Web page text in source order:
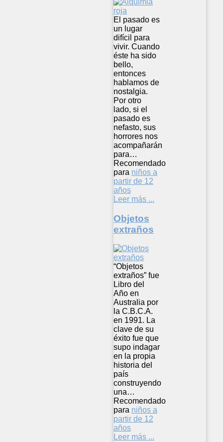
El pasado es
un lugar
difícil para
vivir. Cuando
éste ha sido
bello,
entonces
hablamos de
nostalgia.
Por otro
lado, si el
pasado es
nefasto, sus
horrores nos
acompañarán
para…
Recomendado
para niños a
partir de 12
años
Leer más ...
Objetos
extraños
“Objetos
extraños” fue
Libro del
Año en
Australia por
la C.B.C.A.
en 1991. La
clave de su
éxito fue que
supo indagar
en la propia
historia del
país
construyendo
una…
Recomendado
para niños a
partir de 12
años
Leer más ...